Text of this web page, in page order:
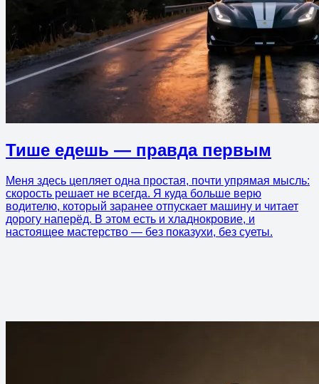
Тише едешь — правда первым
Меня здесь цепляет одна простая, почти упрямая мысль:
скорость решает не всегда. Я куда больше верю
водителю, который заранее отпускает машину и читает
дорогу наперёд. В этом есть и хладнокровие, и
настоящее мастерство — без показухи, без суеты.